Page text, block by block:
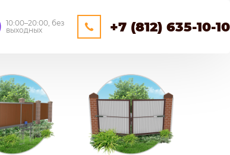
10:00–20:00, без
выходных
+7 (812) 635-10-10